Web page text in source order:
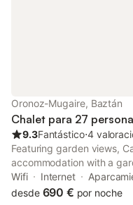
Oronoz-Mugaire, Baztán
Chalet para 27
9.3Fantástico⋅4
Featuring garden views,
accommodation with a
from Hendaye Train
terrace, free private
Wifi Internet
desde 690 € por noche